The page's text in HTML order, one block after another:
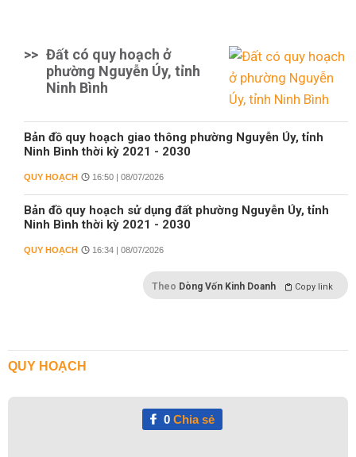
>> Đất có quy hoạch ở
phường Nguyễn Úy, tỉnh
Ninh Bình
Bản đồ quy hoạch giao thông phường Nguyễn Úy, tỉnh
Ninh Bình thời kỳ 2021 - 2030
QUY HOẠCH 16:50 | 08/07/2026
Bản đồ quy hoạch sử dụng đất phường Nguyễn Úy, tỉnh
Ninh Bình thời kỳ 2021 - 2030
QUY HOẠCH 16:34 | 08/07/2026
Theo Dòng Vốn Kinh Doanh Copy link
QUY HOẠCH
0Chia sẻ